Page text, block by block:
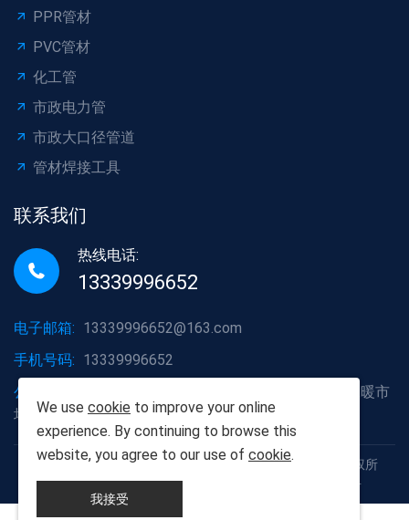
PPR管材
PVC管材
化工管
市政电力管
市政大口径管道
管材焊接工具
联系我们
热线电话:
13339996652
电子邮箱: 13339996652@163.com
手机号码: 13339996652
公司地址:
湖北省武汉市洪山区白沙洲大道烽火五金水暖市
场A2栋6号
Copyright © 2012-2025 武汉胡杨树建材有限责任公司 版权所
有 鄂ICP备19013111号 鄂公网安备42011102005926号
We use cookie to improve your online
experience. By continuing to browse this
website, you agree to our use of cookie.
我接受